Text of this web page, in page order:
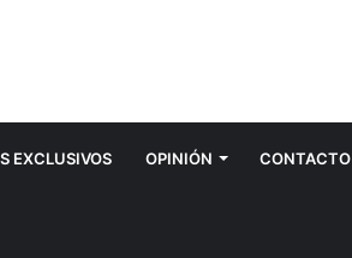
EXCLUSIVOS OPINIÓN CONTACTO